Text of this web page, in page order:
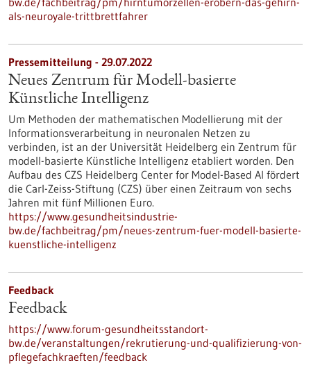
als-neuroyale-trittbrettfahrer
Pressemitteilung - 29.07.2022
Neues Zentrum für Modell-basierte
Künstliche Intelligenz
Um Methoden der mathematischen Modellierung mit der
Informationsverarbeitung in neuronalen Netzen zu
verbinden, ist an der Universität Heidelberg ein Zentrum für
modell-basierte Künstliche Intelligenz etabliert worden. Den
Aufbau des CZS Heidelberg Center for Model-Based AI fördert
die Carl-Zeiss-Stiftung (CZS) über einen Zeitraum von sechs
Jahren mit fünf Millionen Euro.
https://www.gesundheitsindustrie-
bw.de/fachbeitrag/pm/neues-zentrum-fuer-modell-basierte-
kuenstliche-intelligenz
Feedback
Feedback
https://www.forum-gesundheitsstandort-
bw.de/veranstaltungen/rekrutierung-und-qualifizierung-von-
pflegefachkraeften/feedback